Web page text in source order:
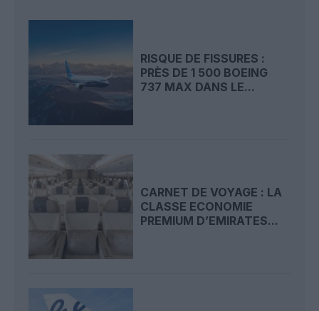
RISQUE DE FISSURES :
PRÈS DE 1 500 BOEING
737 MAX DANS LE...
CARNET DE VOYAGE : LA
CLASSE ECONOMIE
PREMIUM D’EMIRATES...